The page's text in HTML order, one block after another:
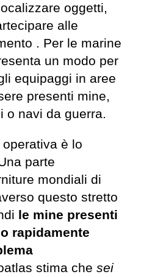
oggetti,
alle
. Per le marine
un modo per
equipaggi in aree
presenti mine,
o navi da guerra.
è lo
parte
mondiali di
questo stretto
le mine presenti
rapidamente
stima che sei